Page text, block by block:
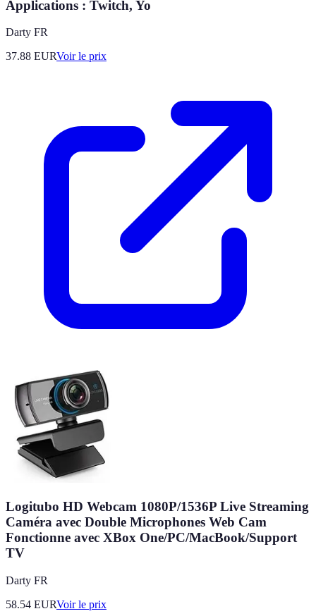
Applications : Twitch, Yo
Darty FR
37.88 EURVoir le prix
Logitubo HD Webcam 1080P/1536P Live Streaming
Caméra avec Double Microphones Web Cam
Fonctionne avec XBox One/PC/MacBook/Support
TV
Darty FR
58.54 EURVoir le prix